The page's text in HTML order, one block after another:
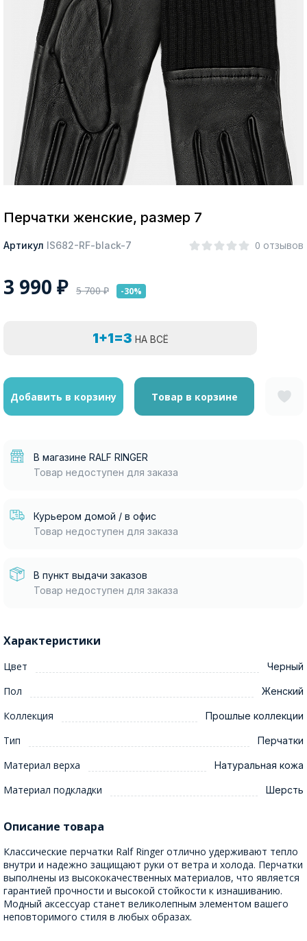
Москва
Да, все верно Изменить город
О компании
Перчатки женские, размер 7
Артикул IS682-RF-black-7 0 отзывов
3 990 ₽ 5 700₽ -30%
1+1=3 НА ВСЁ
Добавить в корзину Товар в корзине
В магазине RALF RINGER
Товар недоступен для заказа
Курьером домой / в офис
Товар недоступен для заказа
В пункт выдачи заказов
Товар недоступен для заказа
Характеристики
Цвет Черный
Пол Женский
Коллекция Прошлые коллекции
Тип Перчатки
Материал верха Натуральная кожа
Материал подкладки Шерсть
Описание товара
Классические перчатки Ralf Ringer отлично удерживают тепло
внутри и надежно защищают руки от ветра и холода. Перчатки
выполнены из высококачественных материалов, что является
гарантией прочности и высокой стойкости к изнашиванию.
Модный аксессуар станет великолепным элементом вашего
неповторимого стиля в любых образах.